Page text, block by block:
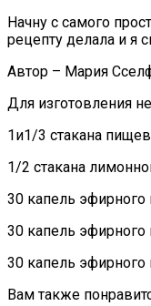
Начну с самого
рецепту делала и я
Автор – Мария
Для изготовления
1и1/3 стакана
1/2 стакана
30 капель
30 капель
30 капель
Вам также